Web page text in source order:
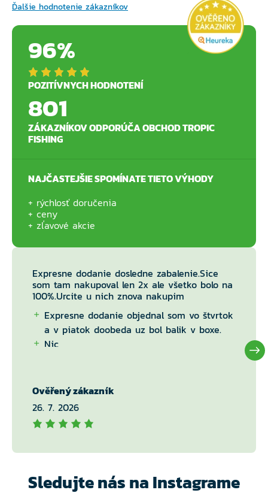
Ďalšie hodnotenie zákazníkov
96%
POZITÍVNYCH HODNOTENÍ
801
ZÁKAZNÍKOV ODPORÚČA OBCHOD TROPIC
FISHING
NAJČASTEJŠIE SPOMÍNATE TIETO VÝHODY
rýchlosť doručenia
ceny
zľavové akcie
Expresne dodanie dosledne zabalenie.Sice
som tam nakupoval len 2x ale všetko bolo na
100%.Urcite u nich znova nakupim
Expresne dodanie objednal som vo štvrtok
a v piatok doobeda uz bol balik v boxe.
Nic
Ověřený zákazník
26. 7. 2026
Sledujte nás na Instagrame